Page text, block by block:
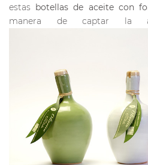
estas botellas de aceite con
manera de captar la